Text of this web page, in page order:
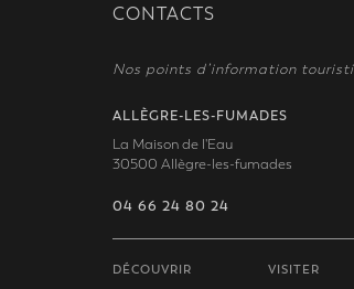
CONTACTS
Nos points d’information
ALLÈGRE-LES-FUMADES
La Maison de l'Eau
30500 Allègre-les-fumades
04 66 24 80 24
DÉCOUVRIR
VISITER